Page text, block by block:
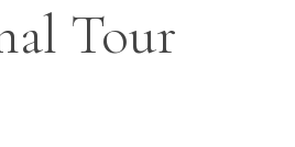
Tour